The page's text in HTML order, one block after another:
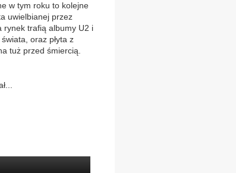
w tym roku to kolejne
uwielbianej przez
rynek trafią albumy U2 i
oraz płyta z
tuż przed śmiercią.